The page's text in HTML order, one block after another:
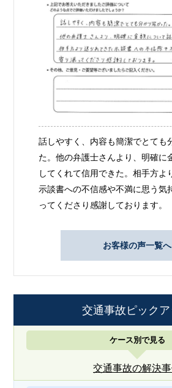
話しやすく、内容も簡潔でとても
た。他の弁護士さんより、明確に
してくれて信用できた。相手方よ
示談書への不信感や不満に思う気
ってくださり感謝しております。
お客様の声一覧へ
交通事故ピック
ケース別で見る
交通事故の解決事